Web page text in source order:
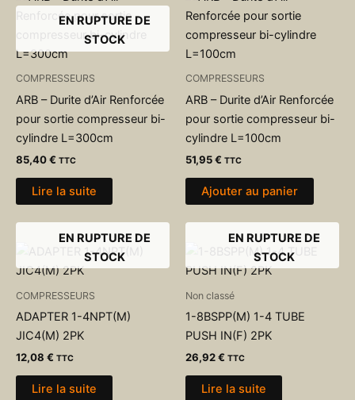
EN RUPTURE DE
STOCK
COMPRESSEURS
ARB – Durite d’Air Renforcée
pour sortie compresseur bi-
cylindre L=300cm
85,40€ TTC
Lire la suite
COMPRESSEURS
ARB – Durite d’Air Renforcée
pour sortie compresseur bi-
cylindre L=100cm
51,95€ TTC
Ajouter au panier
EN RUPTURE DE
STOCK
COMPRESSEURS
ADAPTER 1-4NPT(M)
JIC4(M) 2PK
12,08 € TTC
Lire la suite
EN RUPTURE DE
STOCK
Non classé
1-8BSPP(M) 1-4 TUBE
PUSH IN(F) 2PK
26,92€ TTC
Lire la suite